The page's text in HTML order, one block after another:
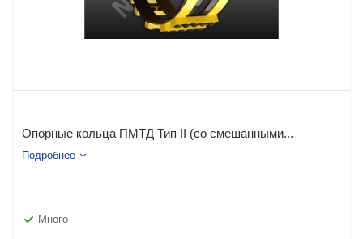
Опорные кольца ПМТД Тип II (со смешанными...
Подробнее
Много